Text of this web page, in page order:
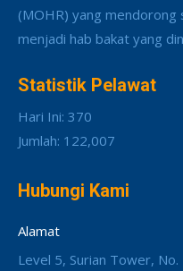
(MOHR) yang
menjadi hab bakat yang
Statistik Pelawat
Hari Ini: 370
Jumlah: 122,007
Hubungi Kami
Alamat
Level 5, Surian Tower, No.